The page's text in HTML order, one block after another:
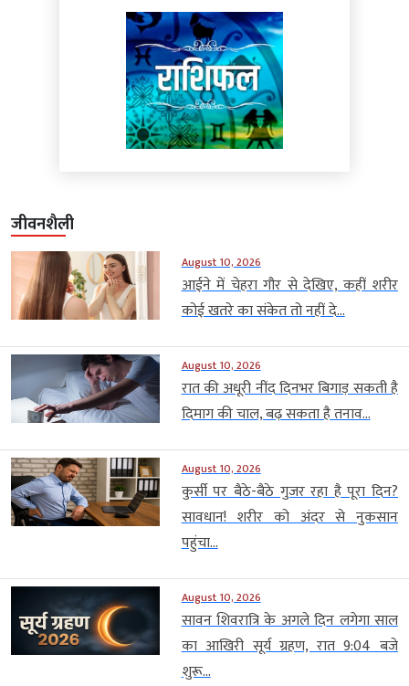
जीवनशैली
August 10, 2026
आईने में चेहरा गौर से देखिए, कहीं शरीर
कोई खतरे का संकेत तो नहीं दे...
August 10, 2026
रात की अधूरी नींद दिनभर बिगाड़ सकती है
दिमाग की चाल, बढ़ सकता है तनाव...
August 10, 2026
कुर्सी पर बैठे-बैठे गुजर रहा है पूरा दिन?
सावधान! शरीर को अंदर से नुकसान
पहुंचा...
August 10, 2026
सावन शिवरात्रि के अगले दिन लगेगा साल
का आखिरी सूर्य ग्रहण, रात 9:04 बजे
शुरू...